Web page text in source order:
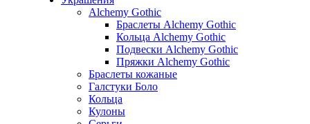
Alchemy Gothic
Браслеты Alchemy Gothic
Кольца Alchemy Gothic
Подвески Alchemy Gothic
Пряжки Alchemy Gothic
Браслеты кожаные
Галстуки Боло
Кольца
Кулоны